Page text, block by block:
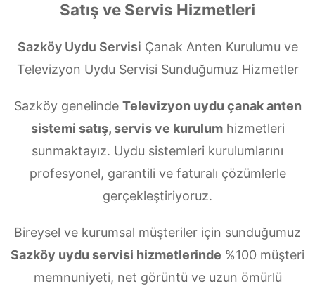
Satış ve Servis Hizmetleri
Sazköy Uydu Servisi Çanak Anten Kurulumu ve
Televizyon Uydu Servisi Sunduğumuz Hizmetler
Sazköy genelinde Televizyon uydu çanak anten
sistemi satış, servis ve kurulumhizmetleri
sunmaktayız. Uydu sistemleri kurulumlarını
profesyonel, garantili ve faturalı çözümlerle
gerçekleştiriyoruz.
Bireysel ve kurumsal müşteriler için sunduğumuz
Sazköy uydu servisi hizmetlerinde %100 müşteri
memnuniyeti, net görüntü ve uzun ömürlü